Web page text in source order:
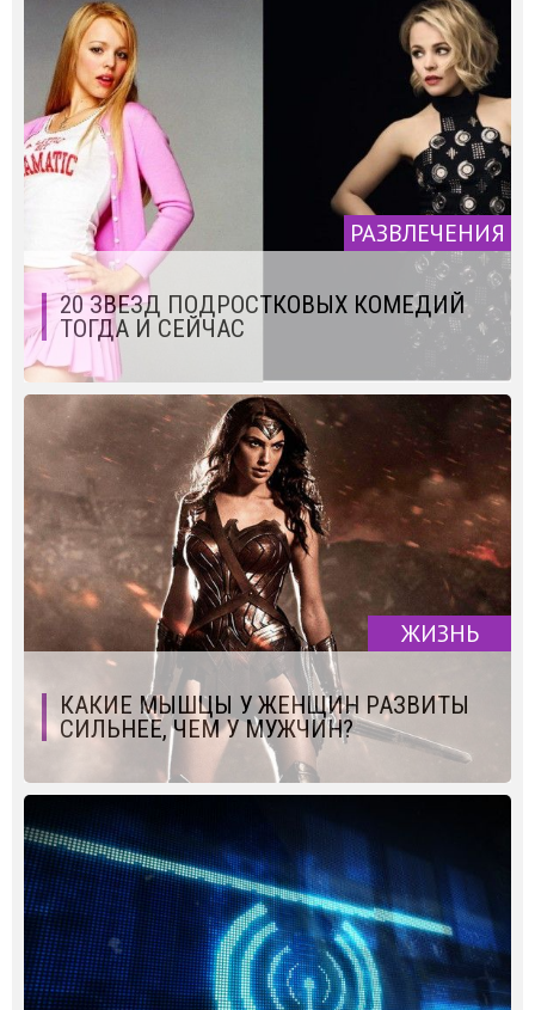
РАЗВЛЕЧЕНИЯ
20 ЗВЕЗД ПОДРОСТКОВЫХ КОМЕДИЙ
ТОГДА И СЕЙЧАС
ЖИЗНЬ
КАКИЕ МЫШЦЫ У ЖЕНЩИН РАЗВИТЫ
СИЛЬНЕЕ, ЧЕМ У МУЖЧИН?